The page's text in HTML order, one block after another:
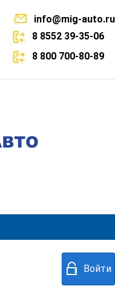
info@mig-auto.ru
8 8552 39-35-06
8 800 700-80-89
Войти